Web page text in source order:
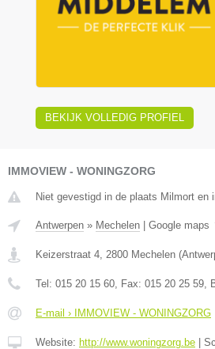
BEKIJK VOLLEDIG PROFIEL
IMMOVIEW - WONINGZORG
Niet gevestigd in de plaats Milmort en
Antwerpen » Mechelen Google maps
Keizerstraat 4 2800 Mechelen (
Tel: 015 20 15 60 , Fax: 015 20 25 59 ,
E-mail › IMMOVIEW - WONINGZORG
Website: http://www.woningzorg.be